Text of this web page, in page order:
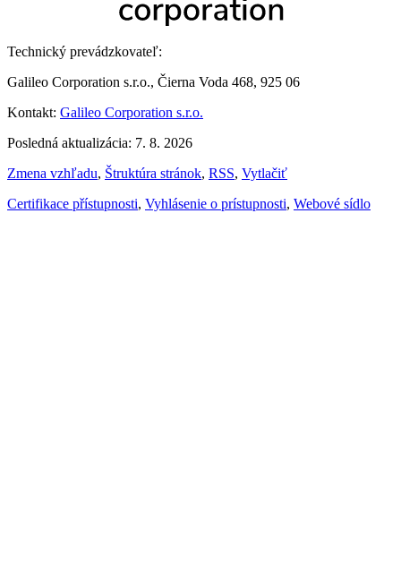
Technický prevádzkovateľ:
Galileo Corporation s.r.o., Čierna Voda 468, 925 06
Kontakt: Galileo Corporation s.r.o.
Posledná aktualizácia: 7. 8. 2026
Zmena vzhľadu, Štruktúra stránok, RSS, Vytlačiť
Certifikace přístupnosti, Vyhlásenie o prístupnosti, Webové sídlo